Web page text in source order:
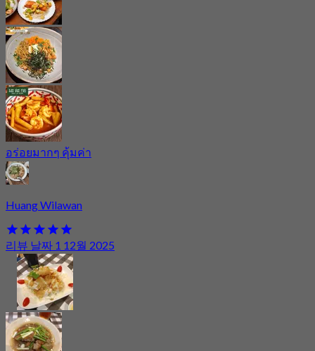
อร่อยมากๆ คุ้มค่า
Huang Wilawan
리뷰 날짜 1 12월 2025